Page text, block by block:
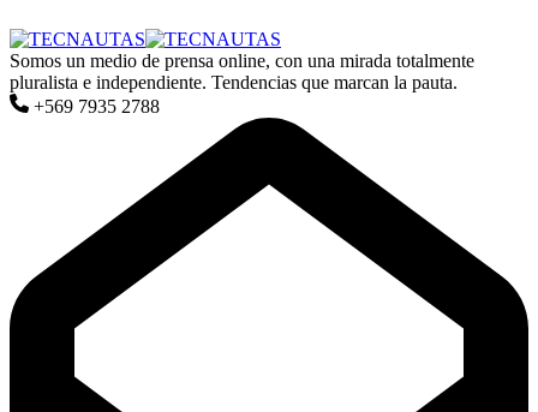
Somos un medio de prensa online, con una mirada totalmente
pluralista e independiente. Tendencias que marcan la pauta.
+569 7935 2788